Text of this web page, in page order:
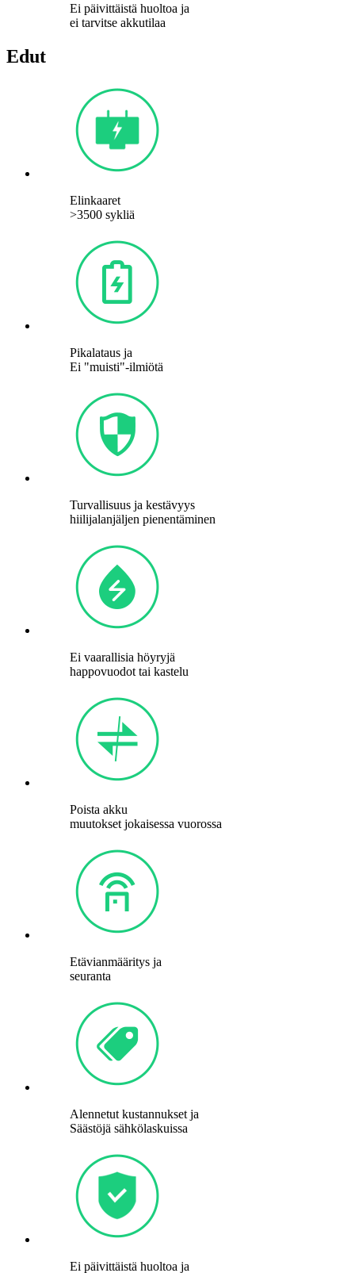
Ei päivittäistä huoltoa ja
ei tarvitse akkutilaa
Edut
Elinkaaret
>3500 sykliä
Pikalataus ja
Ei "muisti"-ilmiötä
Turvallisuus ja kestävyys
hiilijalanjäljen pienentäminen
Ei vaarallisia höyryjä
happovuodot tai kastelu
Poista akku
muutokset jokaisessa vuorossa
Etävianmääritys ja
seuranta
Alennetut kustannukset ja
Säästöjä sähkölaskuissa
Ei päivittäistä huoltoa ja